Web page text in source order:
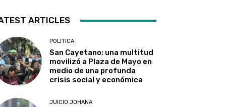
ARTICLES
POLITICA
San Cayetano: una multitud
movilizó a Plaza de Mayo en
medio de una profunda
crisis social y económica
JUICIO JOHANA